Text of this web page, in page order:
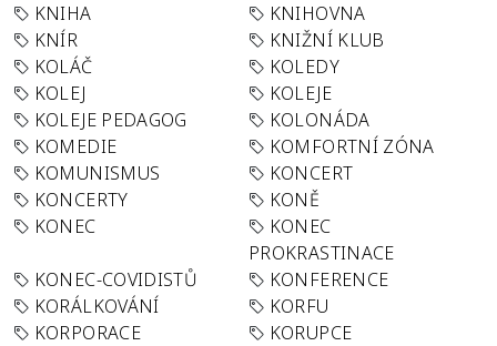
KNIHA
KNIHOVNA
KNÍR
KNIŽNÍ KLUB
KOLÁČ
KOLEDY
KOLEJ
KOLEJE
KOLEJE PEDAGOG
KOLONÁDA
KOMEDIE
KOMFORTNÍ ZÓNA
KOMUNISMUS
KONCERT
KONCERTY
KONĚ
KONEC
KONEC
PROKRASTINACE
KONEC-COVIDISTŮ
KONFERENCE
KORÁLKOVÁNÍ
KORFU
KORPORACE
KORUPCE